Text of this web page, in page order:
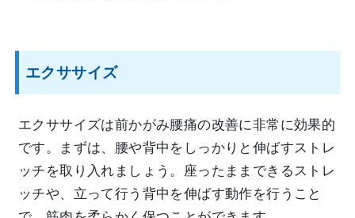
エクササイズ
エクササイズは前かがみ腰痛の改善に非常に効果的
です。まずは、腰や背中をしっかりと伸ばすストレ
ッチを取り入れましょう。座ったままできるストレ
ッチや、立って行う背中を伸ばす動作を行うこと